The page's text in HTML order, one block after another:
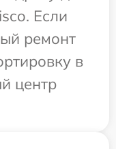
Если
ремонт
в
центр